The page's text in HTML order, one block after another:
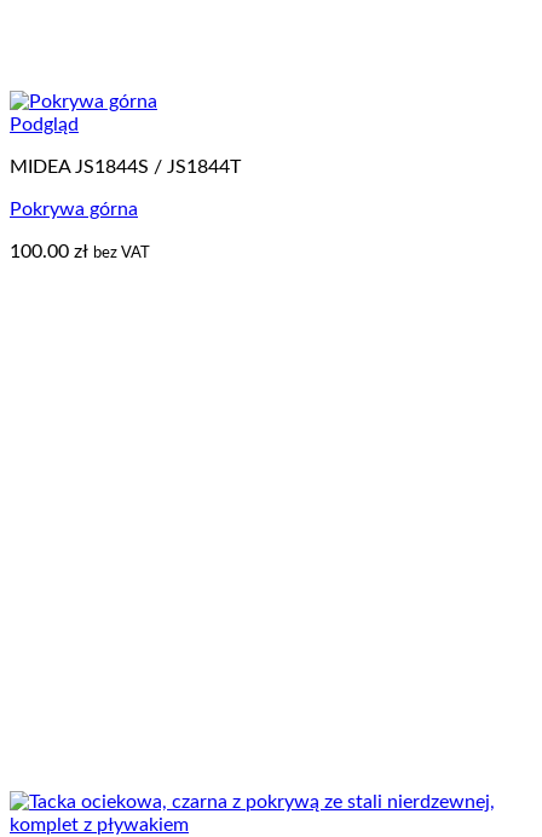
Podgląd
MIDEA JS1844S / JS1844T
Pokrywa górna
100.00 zł bez VAT